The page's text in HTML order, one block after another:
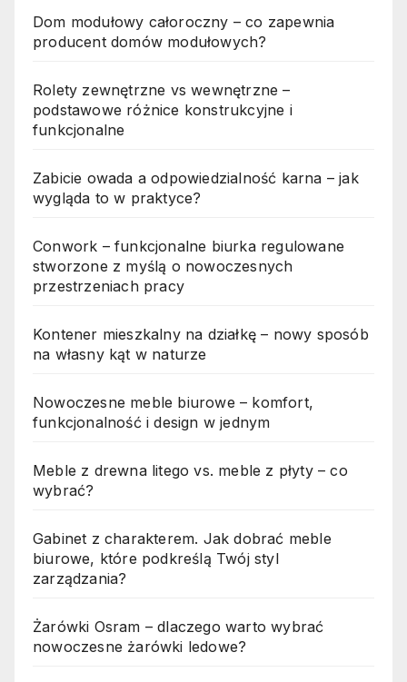
Dom modułowy całoroczny – co zapewnia
producent domów modułowych?
Rolety zewnętrzne vs wewnętrzne –
podstawowe różnice konstrukcyjne i
funkcjonalne
Zabicie owada a odpowiedzialność karna – jak
wygląda to w praktyce?
Conwork – funkcjonalne biurka regulowane
stworzone z myślą o nowoczesnych
przestrzeniach pracy
Kontener mieszkalny na działkę – nowy sposób
na własny kąt w naturze
Nowoczesne meble biurowe – komfort,
funkcjonalność i design w jednym
Meble z drewna litego vs. meble z płyty – co
wybrać?
Gabinet z charakterem. Jak dobrać meble
biurowe, które podkreślą Twój styl
zarządzania?
Żarówki Osram – dlaczego warto wybrać
nowoczesne żarówki ledowe?